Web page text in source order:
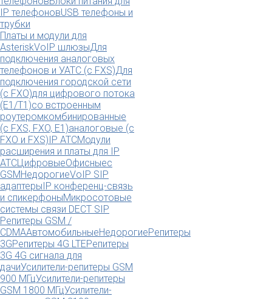
IP телефоновUSB телефоны и
трубки
Платы и модули для
AsteriskVoIP шлюзыДля
подключения аналоговых
телефонов и УАТС (с FXS)Для
подключения городской сети
(с FXO)для цифрового потока
(E1/T1)со встроенным
роутеромкомбинированные
(c FXS, FXO, E1)аналоговые (с
FXO и FXS)IP АТСМодули
расширения и платы для IP
АТСЦифровыеОфисныес
GSMНедорогиеVoIP SIP
адаптерыIP конференц-связь
и спикерфоныМикросотовые
системы связи DECT SIP
Репитеры GSM /
CDMAАвтомобильныеНедорогиеРепитеры
3GРепитеры 4G LTEРепитеры
3G 4G сигнала для
дачиУсилители-репитеры GSM
900 МГцУсилители-репитеры
GSM 1800 МГцУсилители-